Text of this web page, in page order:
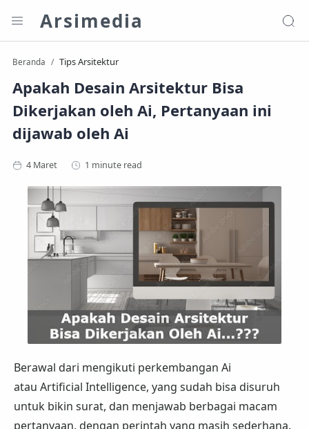
Arsimedia
Beranda Tips Arsitektur
Apakah Desain Arsitektur Bisa
Dikerjakan oleh Ai, Pertanyaan ini
dijawab oleh Ai
1 minute read
Berawal dari mengikuti perkembangan Ai
atau Artificial Intelligence, yang sudah bisa disuruh
untuk bikin surat, dan menjawab berbagai macam
pertanyaan, dengan perintah yang masih sederhana.